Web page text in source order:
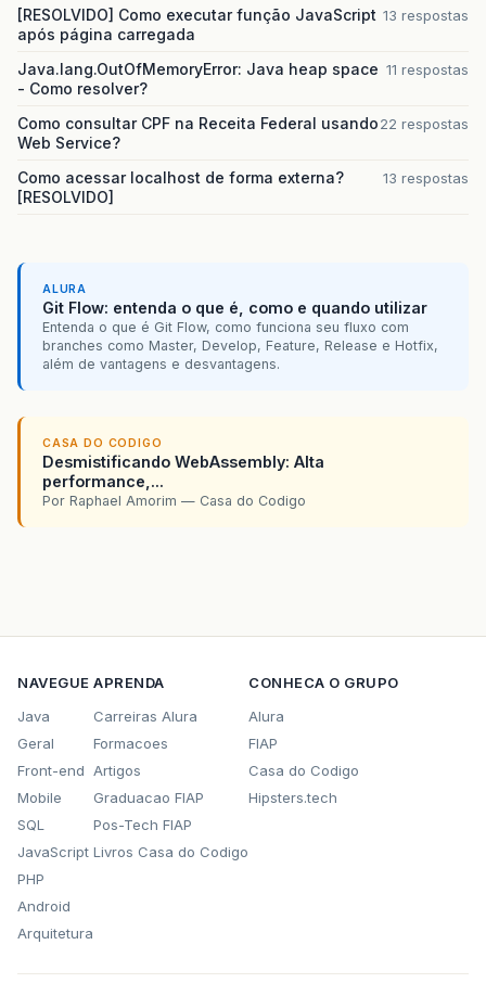
[RESOLVIDO] Como executar função JavaScript
após página carregada
13 respostas
Java.lang.OutOfMemoryError: Java heap space
- Como resolver?
11 respostas
Como consultar CPF na Receita Federal usando
Web Service?
22 respostas
Como acessar localhost de forma externa?
[RESOLVIDO]
13 respostas
ALURA
Git Flow: entenda o que é, como e quando utilizar
Entenda o que é Git Flow, como funciona seu fluxo com
branches como Master, Develop, Feature, Release e Hotfix,
além de vantagens e desvantagens.
CASA DO CODIGO
Desmistificando WebAssembly: Alta
performance,...
Por Raphael Amorim — Casa do Codigo
NAVEGUE
Java
Geral
Front-end
Mobile
SQL
JavaScript
PHP
Android
Arquitetura
APRENDA
Carreiras Alura
Formacoes
Artigos
Graduacao FIAP
Pos-Tech FIAP
Livros Casa do Codigo
CONHECA O GRUPO
Alura
FIAP
Casa do Codigo
Hipsters.tech